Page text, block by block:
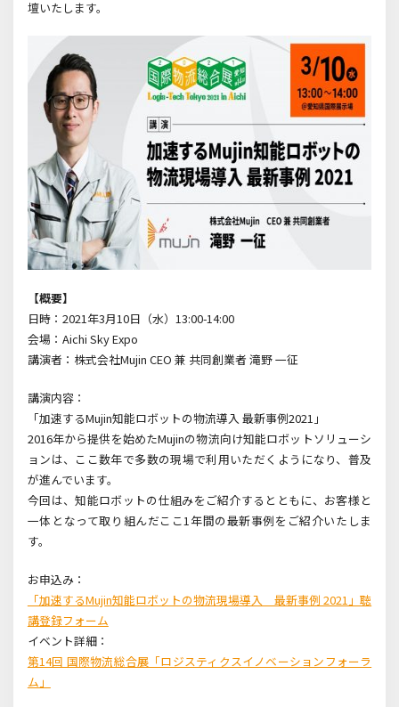
壇いたします。
【概要】
日時：2021年3月10日（水）13:00-14:00
会場：Aichi Sky Expo
講演者：株式会社Mujin CEO 兼 共同創業者 滝野 一征
講演内容：
「加速するMujin知能ロボットの物流導入 最新事例2021」
2016年から提供を始めたMujinの物流向け知能ロボットソリューシ
ョンは、ここ数年で多数の現場で利用いただくようになり、普及
が進んでいます。
今回は、知能ロボットの仕組みをご紹介するとともに、お客様と
一体となって取り組んだここ1年間の最新事例をご紹介いたしま
す。
お申込み：
「加速するMujin知能ロボットの物流現場導入 最新事例 2021」聴
講登録フォーム
イベント詳細：
第14回 国際物流総合展「ロジスティクスイノベーションフォーラ
ム」